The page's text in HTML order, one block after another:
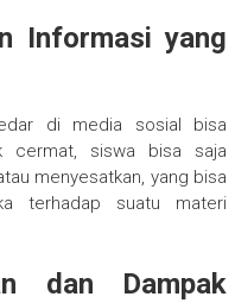
Informasi yang
di media sosial bisa
cermat, siswa bisa saja
menyesatkan, yang bisa
terhadap suatu materi
dan Dampak